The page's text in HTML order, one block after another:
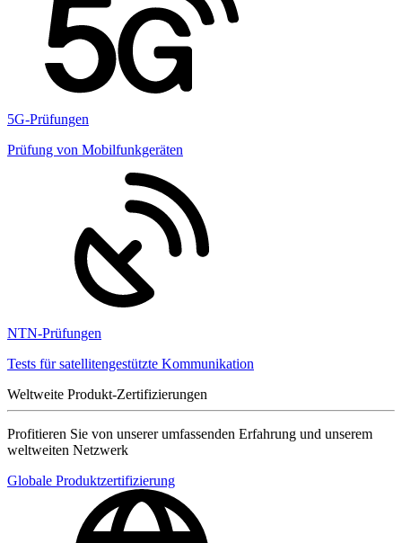
5G-Prüfungen
Prüfung von Mobilfunkgeräten
NTN-Prüfungen
Tests für satellitengestützte Kommunikation
Weltweite Produkt-Zertifizierungen
Profitieren Sie von unserer umfassenden Erfahrung und unserem
weltweiten Netzwerk
Globale Produktzertifizierung